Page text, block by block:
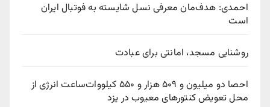
احمدی: هدف‌مان معرفی نسل شایسته به فوتبال ایران
است
روشنایی مسجد، امانتی برای عبادت
احصا دو میلیون و ۵۰۹ هزار و ۵۵۰ کیلووات‌ساعت انرژی از
محل تعویض کنتورهای معیوب در یزد